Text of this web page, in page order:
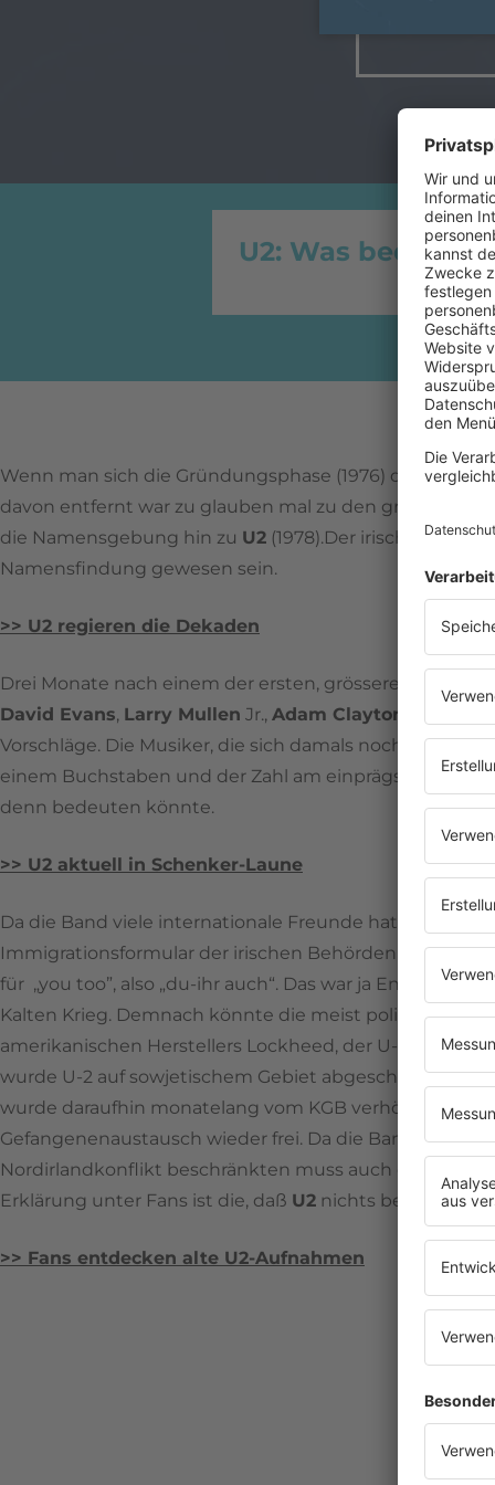
U2: Was
Wenn man sich die Gründungsphase (1976) der Band
davon entfernt war zu glauben mal zu den größten
die Namensgebung hin zu U2 (1978).Der irische
Namensfindung gewesen sein.
>> U2 regieren die Dekaden
Drei Monate nach einem der ersten, grösseren
David Evans, Larry Mullen Jr., Adam Clayton
Vorschläge. Die Musiker, die sich damals noch „
The
einem Buchstaben und der Zahl am einprägsamsten.
denn bedeuten könnte.
>> U2 aktuell in Schenker-Laune
Da die Band viele internationale Freunde hatte
Immigrationsformular der irischen Behörden (U2).
für „you too”, also „du-ihr auch“. Das war ja Ende der
Kalten Krieg. Demnach könnte die meist politisch
amerikanischen Herstellers Lockheed, der U-2 Dragon
wurde U-2 auf sowjetischem Gebiet abgeschossen.
wurde daraufhin monatelang vom KGB verhört und
Gefangenenaustausch wieder frei. Da die Band
U2
Nordirlandkonflikt beschränkten muss auch diese
Erklärung unter Fans ist die, daß U2 nichts bedeutet.
>> Fans entdecken alte U2-Aufnahmen